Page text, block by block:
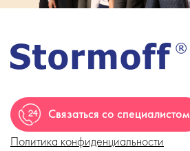
Связаться со специалистом
Политика конфиденциальности